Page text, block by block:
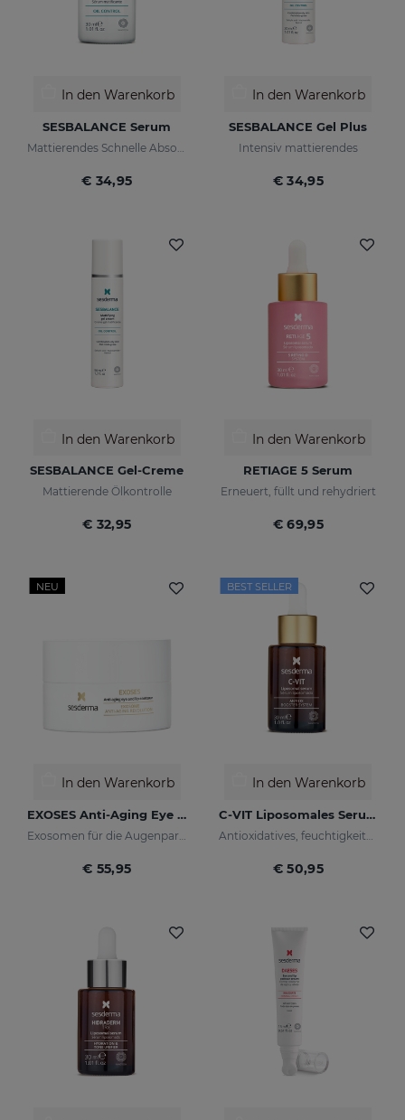
In den Warenkorb
SESBALANCE Serum
€ 34,95
In den Warenkorb
SESBALANCE Gel Plus
Intensiv mattierendes
€ 34,95
In den Warenkorb
SESBALANCE Gel-Creme
Mattierende Ölkontrolle
€ 32,95
In den Warenkorb
RETIAGE 5 Serum
Erneuert, füllt und rehydriert
€ 69,95
NEU
In den Warenkorb
EXOSES Anti-Aging Eye And Lip Contour
€ 55,95
BEST SELLER
In den Warenkorb
C-VIT Liposomales Serum
€ 50,95